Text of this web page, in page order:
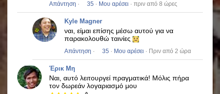
Απάντηση · 35 · Μου αρέσει · πριν από 8 ώρες
Kyle Magner
ναι, είμαι επίσης μέσω αυτού για να
παρακολουθώ ταινίες
Απάντηση · 35 · Μου αρέσει · Πριν από 2 ώρα
Έρικ Μη
Ναι, αυτό λειτουργεί πραγματικά! Μόλις πήρα
τον δωρεάν λογαριασμό μου